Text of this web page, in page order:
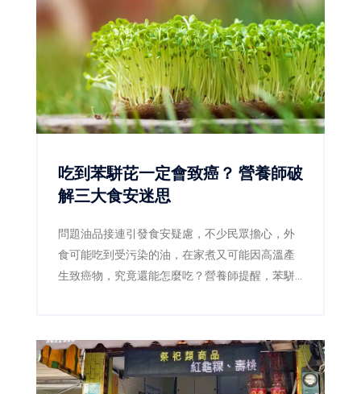
吃到苯駢芘一定會致癌？ 營養師破
解三大食安迷思
問題油品接連引發食安疑慮，不少民眾擔心，外
食可能吃到受污染的油，在家煮又可能因高溫產
生致癌物，究竟還能怎麼吃？營養師提醒，苯駢
食品能立即把它「排出體外」。真正有效的防
線，是確認問題產品、減少焦黑食物及改善用油
習慣。